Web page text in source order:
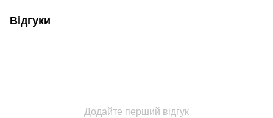
Відгуки
Додайте перший відгук